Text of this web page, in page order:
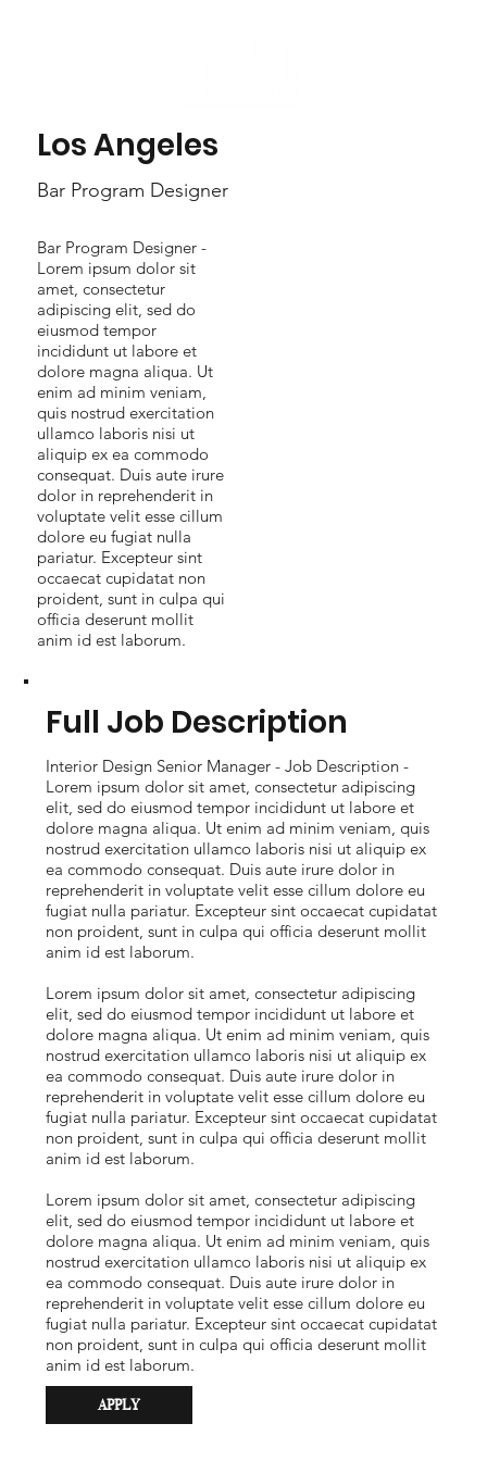
Full Job Description
Interior Design Senior Manager - Job Description -
Lorem ipsum dolor sit amet, consectetur adipiscing
elit, sed do eiusmod tempor incididunt ut labore et
dolore magna aliqua. Ut enim ad minim veniam, quis
nostrud exercitation ullamco laboris nisi ut aliquip ex
ea commodo consequat. Duis aute irure dolor in
reprehenderit in voluptate velit esse cillum dolore eu
fugiat nulla pariatur. Excepteur sint occaecat cupidatat
non proident, sunt in culpa qui officia deserunt mollit
anim id est laborum.
Lorem ipsum dolor sit amet, consectetur adipiscing
elit, sed do eiusmod tempor incididunt ut labore et
dolore magna aliqua. Ut enim ad minim veniam, quis
nostrud exercitation ullamco laboris nisi ut aliquip ex
ea commodo consequat. Duis aute irure dolor in
reprehenderit in voluptate velit esse cillum dolore eu
fugiat nulla pariatur. Excepteur sint occaecat cupidatat
non proident, sunt in culpa qui officia deserunt mollit
anim id est laborum.
Lorem ipsum dolor sit amet, consectetur adipiscing
elit, sed do eiusmod tempor incididunt ut labore et
dolore magna aliqua. Ut enim ad minim veniam, quis
nostrud exercitation ullamco laboris nisi ut aliquip ex
ea commodo consequat. Duis aute irure dolor in
reprehenderit in voluptate velit esse cillum dolore eu
fugiat nulla pariatur. Excepteur sint occaecat cupidatat
non proident, sunt in culpa qui officia deserunt mollit
anim id est laborum.
APPLY
Los Angeles
Bar Program Designer
Bar Program Designer -
Lorem ipsum dolor sit
amet, consectetur
adipiscing elit, sed do
eiusmod tempor
incididunt ut labore et
dolore magna aliqua. Ut
enim ad minim veniam,
quis nostrud exercitation
ullamco laboris nisi ut
aliquip ex ea commodo
consequat. Duis aute irure
dolor in reprehenderit in
voluptate velit esse cillum
dolore eu fugiat nulla
pariatur. Excepteur sint
occaecat cupidatat non
proident, sunt in culpa qui
officia deserunt mollit
anim id est laborum.